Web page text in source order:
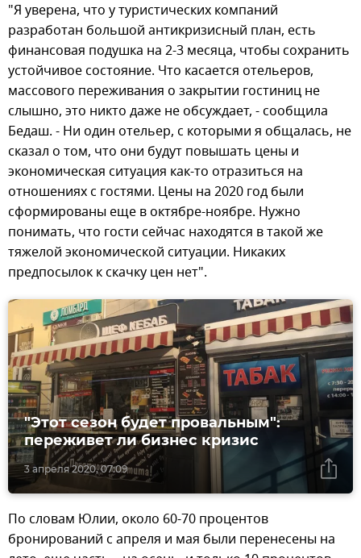
"Я уверена, что у туристических компаний
разработан большой антикризисный план, есть
финансовая подушка на 2-3 месяца, чтобы сохранить
устойчивое состояние. Что касается отельеров,
массового переживания о закрытии гостиниц не
слышно, это никто даже не обсуждает, - сообщила
Бедаш. - Ни один отельер, с которыми я общалась, не
сказал о том, что они будут повышать цены и
экономическая ситуация как-то отразиться на
отношениях с гостями. Цены на 2020 год были
сформированы еще в октябре-ноябре. Нужно
понимать, что гости сейчас находятся в такой же
тяжелой экономической ситуации. Никаких
предпосылок к скачку цен нет".
3 апреля 2020, 07:09
"Этот сезон будет провальным":
переживет ли бизнес кризис
По словам Юлии, около 60-70 процентов
бронирований с апреля и мая были перенесены на